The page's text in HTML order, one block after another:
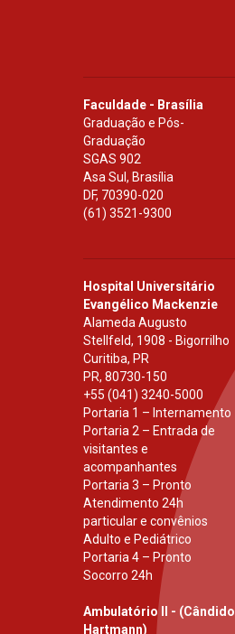
Faculdade - Brasília
Graduação e Pós-
Graduação
SGAS 902
Asa Sul, Brasília
DF, 70390-020
(61) 3521-9300
Hospital Universitário
Evangélico Mackenzie
Alameda Augusto
Stellfeld, 1908 - Bigorrilho
Curitiba, PR
PR, 80730-150
+55 (041) 3240-5000
Portaria 1 – Internamento
Portaria 2 – Entrada de
visitantes e
acompanhantes
Portaria 3 – Pronto
Atendimento 24h
particular e convênios
Adulto e Pediátrico
Portaria 4 – Pronto
Socorro 24h
Ambulatório II - (Cândido
Hartmann)